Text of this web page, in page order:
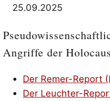
25.09.2025
Angriffe der
Der Remer-Report
Der Leuchter-